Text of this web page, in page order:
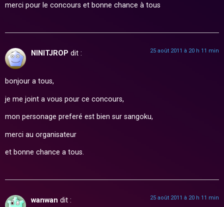
merci pour le concours et bonne chance à tous
NINITJROP dit : 25 août 2011 à 20 h 11 min
bonjour a tous,
je me joint a vous pour ce concours,
mon personage preferé est bien sur sangoku,
merci au organisateur
et bonne chance a tous.
wanwan dit : 25 août 2011 à 20 h 11 min